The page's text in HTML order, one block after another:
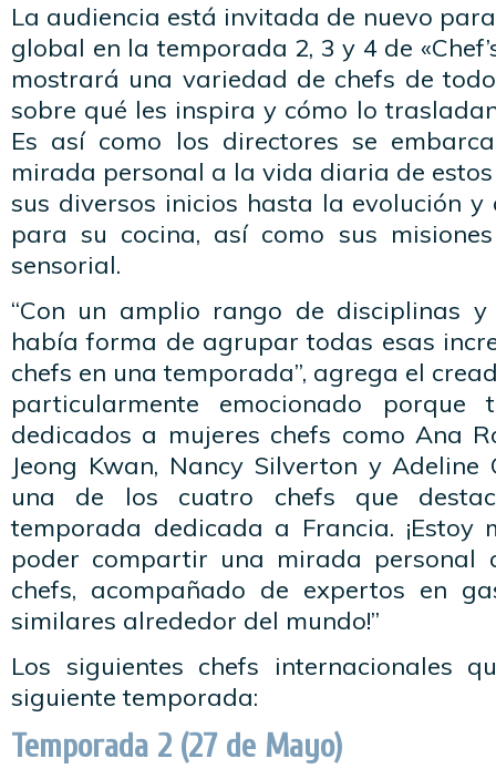
La audiencia está invitada de nuevo
global en la temporada 2, 3 y 4 de
mostrará una variedad de chefs de
sobre qué les inspira y cómo lo
Es así como los directores se
mirada personal a la vida diaria de estos
sus diversos inicios hasta la evolución
para su cocina, así como sus
sensorial.
“Con un amplio rango de disciplinas
había forma de agrupar todas esas
chefs en una temporada”, agrega el
particularmente emocionado porque
dedicados a mujeres chefs como Ana
Jeong Kwan, Nancy Silverton y
una de los cuatro chefs que
temporada dedicada a Francia. ¡Estoy
poder compartir una mirada personal
chefs, acompañado de expertos en
similares alrededor del mundo!”
Los siguientes chefs internacionales
siguiente temporada:
Temporada 2 (27 de Mayo)